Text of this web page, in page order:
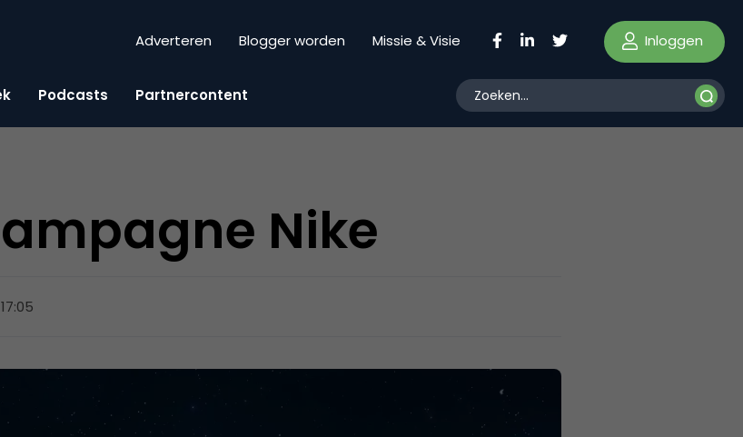
Adverteren Blogger worden Missie & Visie Inloggen
Podcasts Partnercontent
Nike